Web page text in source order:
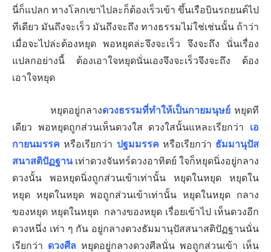
นี่ก็แปลก ทางโลกเขาไปละก็ต้องเร็วเข้า ขึ้นเรือบินรถยนต์ไป
ทีเดียว มันถึงจะเร็ว มันถึงจะถึง ทางธรรมไม่ใช่เช่นนั้น ถ้าว่า
เมื่อจะไปล่ะต้องหยุด พอหยุดล่ะจึงจะเร็ว จึงจะถึง นั่นเรื่อง
แปลกอย่างนี้ ต้องเอาใจหยุดนั่นเองจึงจะเร็วจึงจะถึง ต้อง
เอาใจหยุด
หยุดอยู่กลางดวงธรรมที่ทำให้เป็นกายมนุษย์หยุดที
เดียว พอหยุดถูกส่วนเห็นดวงใส ดวงใสนั้นแหละเรียกว่า เอ
กายนมรรค หรือเรียกว่า ปฐมมรรค หรือเรียกว่า ธัมมานุปัส
สนาสติปัฏฐานเท่าดวงจันทร์ดวงอาทิตย์ ใจก็หยุดนิ่งอยู่กลาง
ดวงนั้น พอหยุดนิ่งถูกส่วนเข้าเท่านั้น หยุดในหยุด หยุดใน
หยุด หยุดในหยุด พอถูกส่วนเข้าเท่านั้น หยุดในหยุด กลาง
ของหยุด หยุดในหยุด กลางของหยุด เรื่อยเข้าไป เห็นดวงอีก
ดวงหนึ่ง เท่า ๆ กัน อยู่กลางดวงธัมมานุปัสสนาสติปัฏฐานนั่น
เรียกว่า ดวงศีล หยุดอยู่กลางดวงศีลนั่น พอถูกส่วนเข้า เห็น